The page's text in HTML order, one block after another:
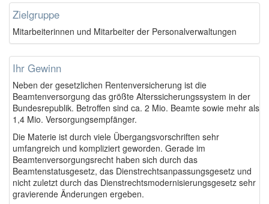
Zielgruppe
Mitarbeiterinnen und Mitarbeiter der Personalverwaltungen
Ihr Gewinn
Neben der gesetzlichen Rentenversicherung ist die
Beamtenversorgung das größte Alterssicherungssystem in der
Bundesrepublik. Betroffen sind ca. 2 Mio. Beamte sowie mehr als
1,4 Mio. Versorgungsempfänger.
Die Materie ist durch viele Übergangsvorschriften sehr
umfangreich und kompliziert geworden. Gerade im
Beamtenversorgungsrecht haben sich durch das
Beamtenstatusgesetz, das Dienstrechtsanpassungsgesetz und
nicht zuletzt durch das Dienstrechtsmodernisierungsgesetz sehr
gravierende Änderungen ergeben.